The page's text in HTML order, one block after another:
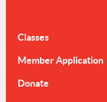
Classes
Member Application
Donate